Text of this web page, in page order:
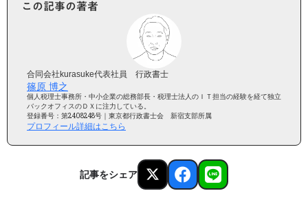
この記事の著者
合同会社kurasuke代表社員 行政書士
篠原 博之
個人税理士事務所・中小企業の総務部長・税理士法人のＩＴ担当の経験を経て独立
バックオフィスのＤＸに注力している。
登録番号：第2408248号｜東京都行政書士会 新宿支部所属
プロフィール詳細はこちら
記事をシェア